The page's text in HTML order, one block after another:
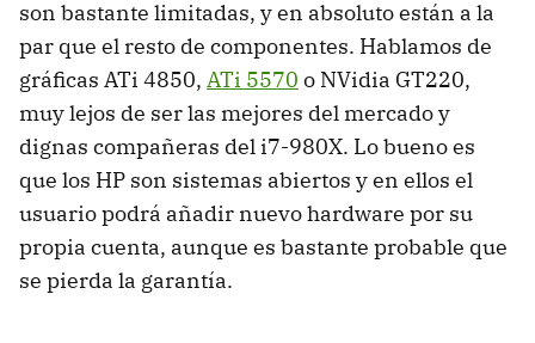
son bastante limitadas, y en absoluto están a la
par que el resto de componentes. Hablamos de
gráficas ATi 4850, ATi 5570 o NVidia GT220,
muy lejos de ser las mejores del mercado y
dignas compañeras del i7-980X. Lo bueno es
que los HP son sistemas abiertos y en ellos el
usuario podrá añadir nuevo hardware por su
propia cuenta, aunque es bastante probable que
se pierda la garantía.